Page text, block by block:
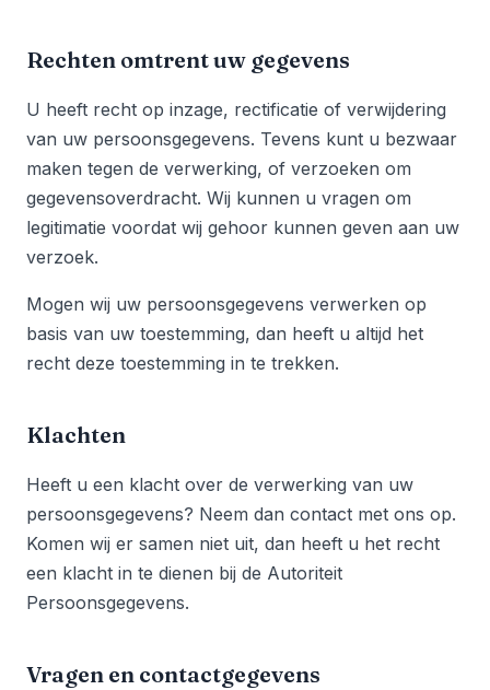
Rechten omtrent uw gegevens
U heeft recht op inzage, rectificatie of verwijdering
van uw persoonsgegevens. Tevens kunt u bezwaar
maken tegen de verwerking, of verzoeken om
gegevensoverdracht. Wij kunnen u vragen om
legitimatie voordat wij gehoor kunnen geven aan uw
verzoek.
Mogen wij uw persoonsgegevens verwerken op
basis van uw toestemming, dan heeft u altijd het
recht deze toestemming in te trekken.
Klachten
Heeft u een klacht over de verwerking van uw
persoonsgegevens? Neem dan contact met ons op.
Komen wij er samen niet uit, dan heeft u het recht
een klacht in te dienen bij de Autoriteit
Persoonsgegevens.
Vragen en contactgegevens